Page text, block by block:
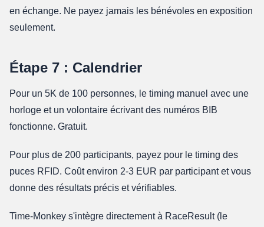
en échange. Ne payez jamais les bénévoles en exposition
seulement.
Étape 7 : Calendrier
Pour un 5K de 100 personnes, le timing manuel avec une
horloge et un volontaire écrivant des numéros BIB
fonctionne. Gratuit.
Pour plus de 200 participants, payez pour le timing des
puces RFID. Coût environ 2-3 EUR par participant et vous
donne des résultats précis et vérifiables.
Time-Monkey s'intègre directement à RaceResult (le